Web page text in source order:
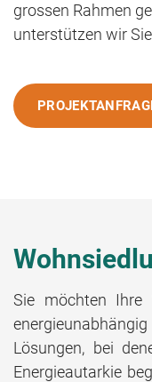
grossen Rahmen
unterstützen wir
Sie möchten Ihre
Lösungen, bei
Energieautarkie